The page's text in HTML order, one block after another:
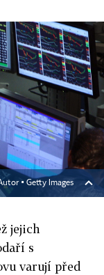
▪ Getty Images
jejich
s
varují před